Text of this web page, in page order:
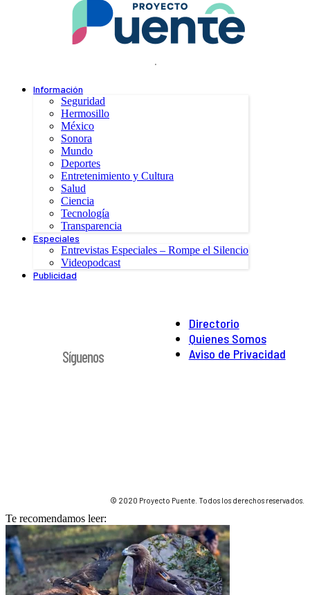
.
Información
Seguridad
Hermosillo
México
Sonora
Mundo
Deportes
Entretenimiento y Cultura
Salud
Ciencia
Tecnología
Transparencia
Especiales
Entrevistas Especiales – Rompe el Silencio
Videopodcast
Publicidad
Directorio
Quienes Somos
Aviso de Privacidad
Síguenos
© 2020 Proyecto Puente. Todos los derechos reservados.
Te recomendamos leer: